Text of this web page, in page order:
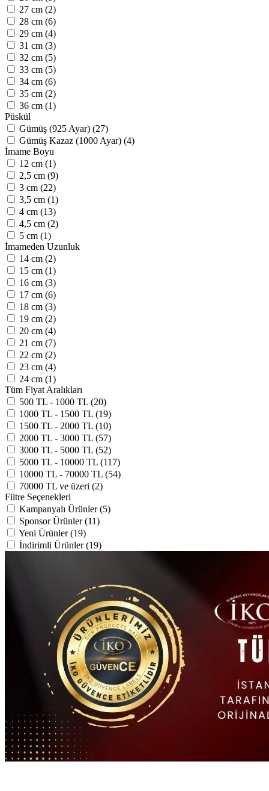
27 cm (2)
28 cm (6)
29 cm (4)
31 cm (3)
32 cm (5)
33 cm (5)
34 cm (6)
35 cm (2)
36 cm (1)
Püskül
Gümüş (925 Ayar) (27)
Gümüş Kazaz (1000 Ayar) (4)
İmame Boyu
12 cm (1)
2,5 cm (9)
3 cm (22)
3,5 cm (1)
4 cm (13)
4,5 cm (2)
5 cm (1)
İmameden Uzunluk
14 cm (2)
15 cm (1)
16 cm (3)
17 cm (6)
18 cm (3)
19 cm (2)
20 cm (4)
21 cm (7)
22 cm (2)
23 cm (4)
24 cm (1)
Tüm Fiyat Aralıkları
500 TL - 1000 TL (20)
1000 TL - 1500 TL (19)
1500 TL - 2000 TL (10)
2000 TL - 3000 TL (57)
3000 TL - 5000 TL (52)
5000 TL - 10000 TL (117)
10000 TL - 70000 TL (54)
70000 TL ve üzeri (2)
Filtre Seçenekleri
Kampanyalı Ürünler (5)
Sponsor Ürünler (11)
Yeni Ürünler (19)
İndirimli Ürünler (19)